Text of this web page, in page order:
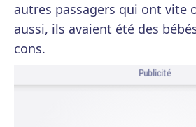
autres passagers qui ont vite
aussi, ils avaient été des
cons.
Publicité